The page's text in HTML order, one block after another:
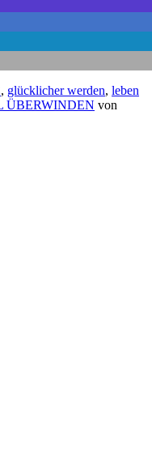
, glücklicher werden, leben
ÜBERWINDEN von